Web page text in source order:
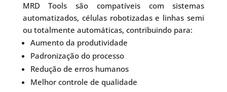
MRD Tools são compatíveis com sistemas
automatizados, células robotizadas e linhas semi
ou totalmente automáticas, contribuindo para:
Aumento da produtividade
Padronização do processo
Redução de erros humanos
Melhor controle de qualidade